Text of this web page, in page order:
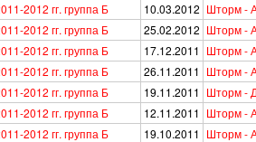
2012 гг. группа Б
10.03.2012 Шторм -
2012 гг. группа Б
25.02.2012 Шторм -
2012 гг. группа Б
17.12.2011 Шторм -
2012 гг. группа Б
26.11.2011 Шторм -
2012 гг. группа Б
19.11.2011 Шторм -
2012 гг. группа Б
12.11.2011 Шторм -
2012 гг. группа Б
19.10.2011 Шторм -